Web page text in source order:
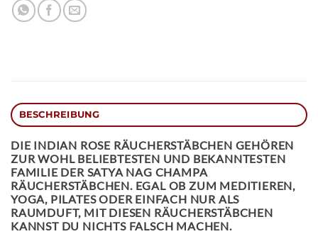
BESCHREIBUNG
DIE INDIAN ROSE RÄUCHERSTÄBCHEN GEHÖREN
ZUR WOHL BELIEBTESTEN UND BEKANNTESTEN
FAMILIE DER SATYA NAG CHAMPA
RÄUCHERSTÄBCHEN. EGAL OB ZUM MEDITIEREN,
YOGA, PILATES ODER EINFACH NUR ALS
RAUMDUFT, MIT DIESEN RÄUCHERSTÄBCHEN
KANNST DU NICHTS FALSCH MACHEN.